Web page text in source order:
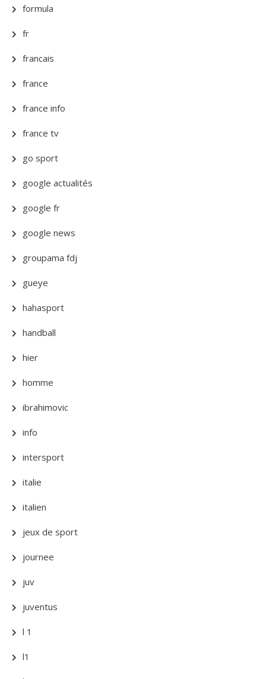
formula
fr
francais
france
france info
france tv
go sport
google actualités
google fr
google news
groupama fdj
gueye
hahasport
handball
hier
homme
ibrahimovic
info
intersport
italie
italien
jeux de sport
journee
juv
juventus
l 1
l1